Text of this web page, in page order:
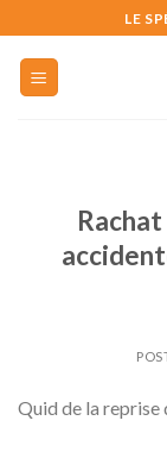
to
content
LE
Quid de la reprise